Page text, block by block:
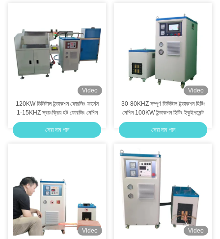
Video
120KW ডিজিটাল ইন্ডাকশন ফোরজিং ফার্নেস
1-15KHZ স্বয়ংক্রিয় হট ফোরজিং মেশিন
সেরা দাম পান
Video
30-80KHZ সম্পূর্ণ ডিজিটাল ইন্ডাকশন হিটিং
মেশিন 100KW ইন্ডাকশন হিটিং ইকুইপমেন্ট
সেরা দাম পান
Video
Video